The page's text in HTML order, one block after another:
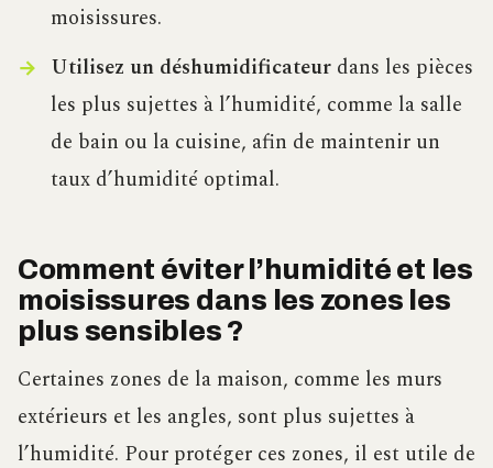
moisissures.
Utilisez un déshumidificateurdans les pièces
les plus sujettes à l’humidité, comme la salle
de bain ou la cuisine, afin de maintenir un
taux d’humidité optimal.
Comment éviter l’humidité et les
moisissures dans les zones les
plus sensibles ?
Certaines zones de la maison, comme les murs
extérieurs et les angles, sont plus sujettes à
l’humidité. Pour protéger ces zones, il est utile de